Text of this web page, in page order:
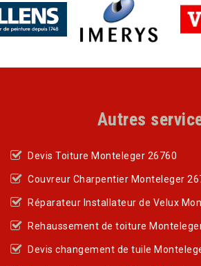
Autres
Devis Toiture Monteleger 26760
Couvreur Charpentier Monteleger
Réparateur Installateur de Velux
Rehaussement de toiture
Devis changement de tuile